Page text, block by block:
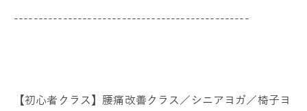
------------------------------------------------
【初心者クラス】腰痛改善クラス／シニアヨガ／椅子ヨ